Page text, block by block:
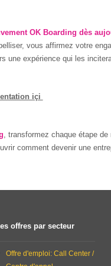
OK Boarding dès
vous affirmez votre
une expérience qui les
içi
, transformez chaque étape
comment devenir une
offres par secteur
Offre d'emploi: Call Center /